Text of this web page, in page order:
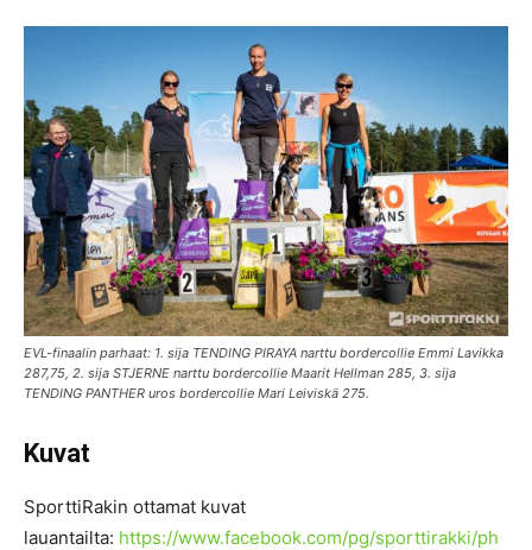
EVL-finaalin parhaat: 1. sija TENDING PIRAYA narttu bordercollie Emmi Lavikka
287,75, 2. sija STJERNE narttu bordercollie Maarit Hellman 285, 3. sija
TENDING PANTHER uros bordercollie Mari Leiviskä 275.
Kuvat
SporttiRakin ottamat kuvat
lauantailta: https://www.facebook.com/pg/sporttirakki/ph